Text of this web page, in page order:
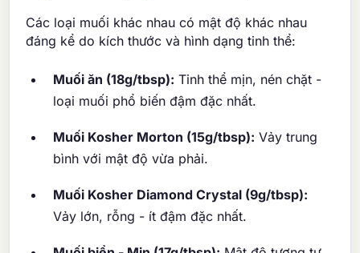
Các loại muối khác nhau có mật độ khác nhau
đáng kể do kích thước và hình dạng tinh thể:
Muối ăn (18g/tbsp): Tinh thể mịn, nén chặt -
loại muối phổ biến đậm đặc nhất.
Muối Kosher Morton (15g/tbsp): Vảy trung
bình với mật độ vừa phải.
Muối Kosher Diamond Crystal (9g/tbsp):
Vảy lớn, rỗng - ít đậm đặc nhất.